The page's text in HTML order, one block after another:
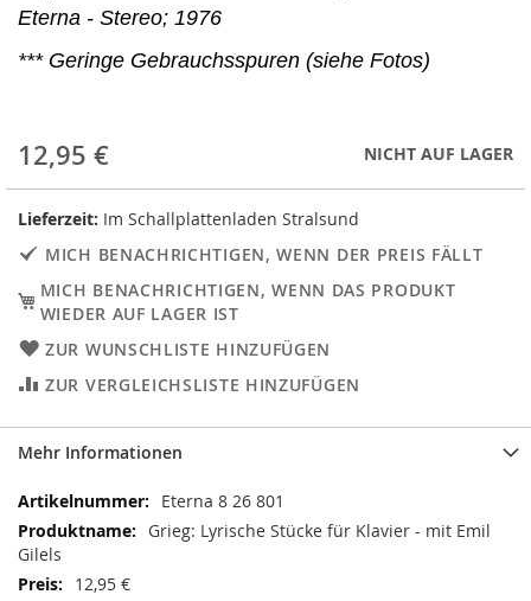
Eterna - Stereo; 1976
*** Geringe Gebrauchsspuren (siehe Fotos)
12,95 € NICHT AUF LAGER
Lieferzeit: Im Schallplattenladen Stralsund
MICH BENACHRICHTIGEN, WENN DER PREIS FÄLLT
MICH BENACHRICHTIGEN, WENN DAS PRODUKT
WIEDER AUF LAGER IST
ZUR WUNSCHLISTE HINZUFÜGEN
ZUR VERGLEICHSLISTE HINZUFÜGEN
Mehr Informationen
Mehr
Informationen
Eterna 8 26 801
Grieg: Lyrische Stücke für Klavier - mit Emil
Gilels
12,95 €